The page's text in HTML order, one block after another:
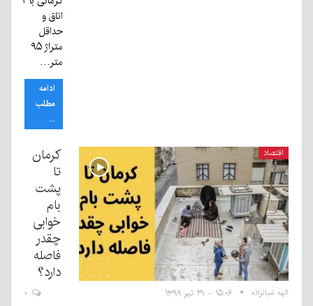
اتاق و
حداقل
متراژ ۹۵
متر…
ادامه
مطلب
...
اقتصاد
کرمان
تا
پشت
بام
خوابی
چقدر
فاصله
دارد؟
الهه شبانزاده ۱۵:۰۶ - ۲۹ تیر ۱۳۹۹